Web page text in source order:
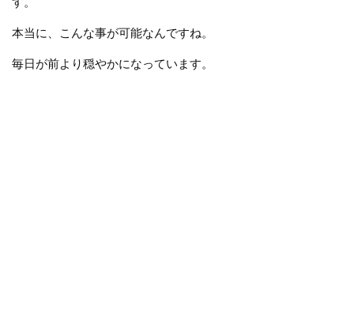
本当に、こんな事が可能なんですね。
毎日が前より穏やかになっています。